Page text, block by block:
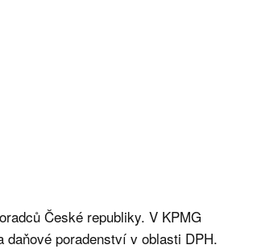
České republiky. V KPMG
poradenství v oblasti DPH.